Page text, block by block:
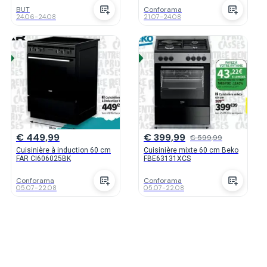
BUT
24.06-24.08
Conforama
21.07-24.08
€ 449,99
Cuisinière à induction 60 cm
FAR CI606025BK
Conforama
05.07-22.08
€ 399,99 € 599,99
Cuisinière mixte 60 cm Beko
FBE63131XCS
Conforama
05.07-22.08